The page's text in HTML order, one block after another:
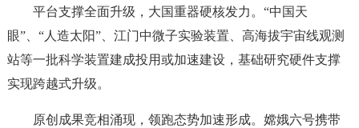
平台支撑全面升级，大国重器硬核发力。“中国天
眼”、“人造太阳”、江门中微子实验装置、高海拔宇宙线观测
站等一批科学装置建成投用或加速建设，基础研究硬件支撑
实现跨越式升级。
原创成果竞相涌现，领跑态势加速形成。嫦娥六号携带